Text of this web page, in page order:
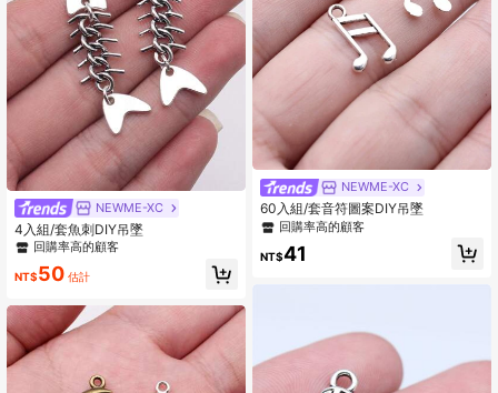
NEWME-XC
4入組/套魚刺DIY吊墜
回購率高的顧客
NT$50 估計
NEWME-XC
60入組/套音符圖案DIY吊墜
回購率高的顧客
NT$41